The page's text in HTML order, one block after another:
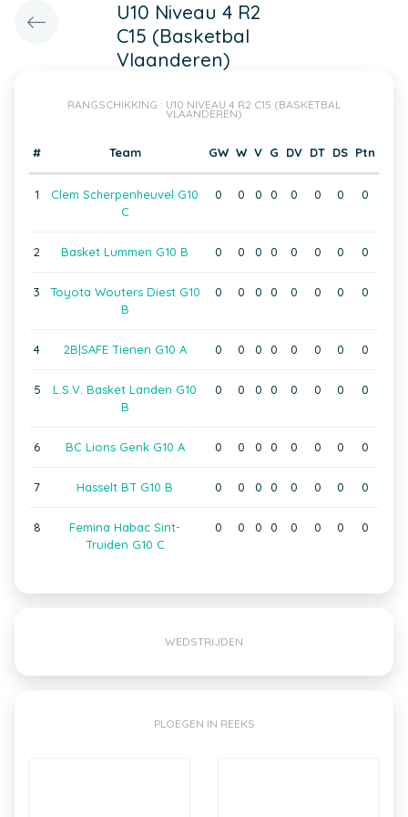
U10 Niveau 4 R2
C15 (Basketbal
Vlaanderen)
RANGSCHIKKING : U10 NIVEAU 4 R2 C15 (BASKETBAL
VLAANDEREN)
# Team GW W V G DV DT DS Ptn
1
Clem Scherpenheuvel G10
C
0 0 0 0 0 0 0 0
2 Basket Lummen G10 B 0 0 0 0 0 0 0 0
3
Toyota Wouters Diest G10
B
0 0 0 0 0 0 0 0
4 2B|SAFE Tienen G10 A 0 0 0 0 0 0 0 0
5
L.S.V. Basket Landen G10
B
0 0 0 0 0 0 0 0
6 BC Lions Genk G10 A 0 0 0 0 0 0 0 0
7 Hasselt BT G10 B 0 0 0 0 0 0 0 0
8
Femina Habac Sint-
Truiden G10 C
0 0 0 0 0 0 0 0
WEDSTRIJDEN
PLOEGEN IN REEKS